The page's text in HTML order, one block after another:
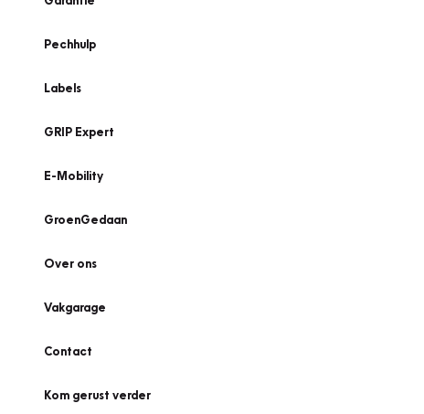
Pechhulp
Labels
GRIP Expert
E-Mobility
GroenGedaan
Over ons
Vakgarage
Contact
Kom gerust verder